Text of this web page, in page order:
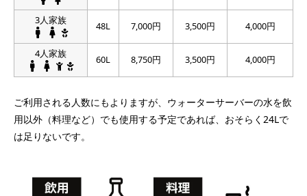
3人家族 48L 7,000円 3,500円 4,000円
4人家族 60L 8,750円 3,500円 4,000円
ご利用される人数にもよりますが、ウォーターサーバーの水を飲
用以外（料理など）でも使用する予定であれば、おそらく24Lで
は足りないです。